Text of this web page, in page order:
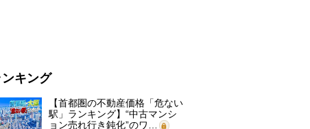
ンキング
【首都圏の不動産価格「危ない
駅」ランキング】“中古マンシ
ョン売れ行き鈍化”のワ…